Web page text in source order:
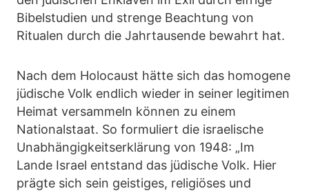
Bibelstudien und strenge Beachtung von
Ritualen durch die Jahrtausende bewahrt hat.
Nach dem Holocaust hätte sich das homogene
jüdische Volk endlich wieder in seiner legitimen
Heimat versammeln können zu einem
Nationalstaat. So formuliert die israelische
Unabhängigkeitserklärung von 1948: „Im
Lande Israel entstand das jüdische Volk. Hier
prägte sich sein geistiges, religiöses und